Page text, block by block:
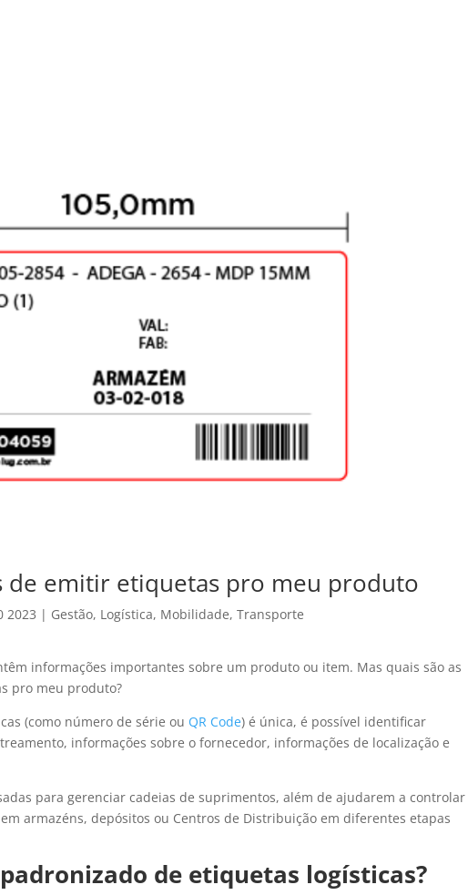
de emitir etiquetas pro meu produto
2023 | Gestão, Logística, Mobilidade,Transporte
informações importantes sobre um produto ou item. Mas quais são as
pro meu produto?
(como número de série ou QR Code) é única, é possível identificar
informações sobre o fornecedor, informações de localização e
para gerenciar cadeias de suprimentos, além de ajudarem a controlar
armazéns, depósitos ou Centros de Distribuição em diferentes etapas
de etiquetas logísticas?